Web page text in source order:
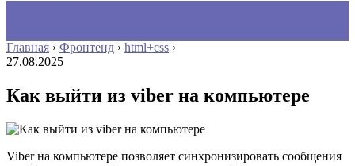
Главная › Фронтенд › html+css ›
27.08.2025
Как выйти из viber на компьютере
Viber на компьютере позволяет синхронизировать сообщения